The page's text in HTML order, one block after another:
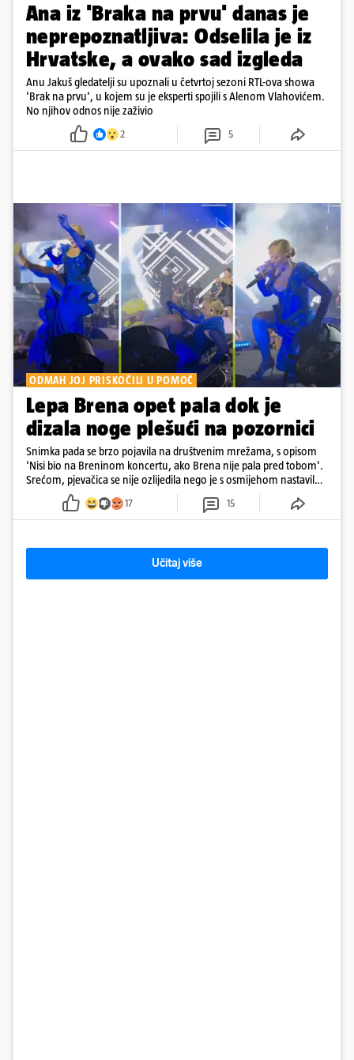
Ana iz 'Braka na prvu' danas je
neprepoznatljiva: Odselila je iz
Hrvatske, a ovako sad izgleda
Anu Jakuš gledatelji su upoznali u četvrtoj sezoni RTL-ova showa
'Brak na prvu', u kojem su je eksperti spojili s Alenom Vlahovićem.
No njihov odnos nije zaživio
2 5
ODMAH JOJ PRISKOČILI U POMOĆ
Lepa Brena opet pala dok je
dizala noge plešući na pozornici
Snimka pada se brzo pojavila na društvenim mrežama, s opisom
'Nisi bio na Breninom koncertu, ako Brena nije pala pred tobom'.
Srećom, pjevačica se nije ozlijedila nego je s osmijehom nastavila
17 15
Učitaj više